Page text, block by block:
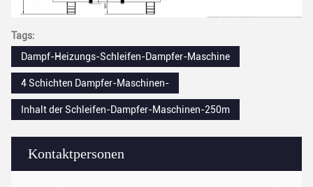
Kontaktpersonen
Tags:
Dampf-Heizungs-Schleifen-Dampfer-Maschine
4 Schichten Dampfer-Maschinen-
Inhalt der Schleifen-Dampfer-Maschinen-250m